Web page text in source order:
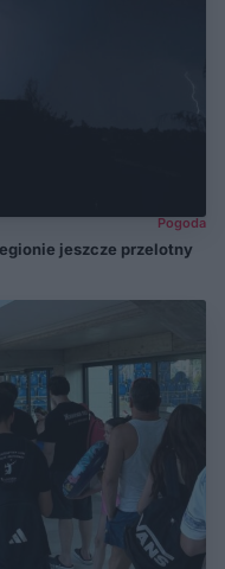
Pogoda
jeszcze przelotny